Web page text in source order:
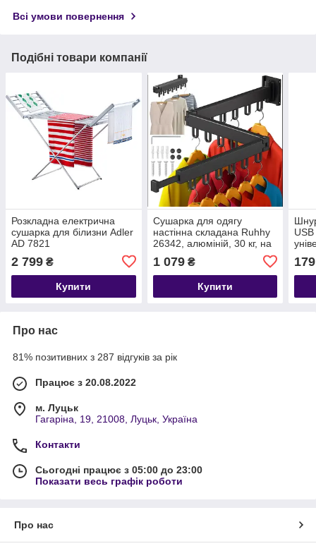
Всі умови повернення
Подібні товари компанії
Розкладна електрична
сушарка для білизни Adler
AD 7821
2 799 ₴
Купити
Сушарка для одягу
настінна складана Ruhhy
26342, алюміній, 30 кг, на
1 079₴
Купити
179
Про нас
81% позитивних з 287 відгуків за рік
Працює з 20.08.2022
м. Луцьк
Гагаріна, 19, 21008, Луцьк, Україна
Контакти
Сьогодні працює з 05:00 до 23:00
Показати весь графік роботи
Про нас